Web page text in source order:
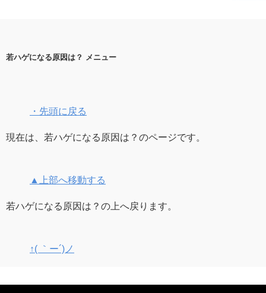
若ハゲになる原因は？ メニュー
・先頭に戻る
現在は、若ハゲになる原因は？のページです。
▲上部へ移動する
若ハゲになる原因は？の上へ戻ります。
↑( ｀ー´)ノ